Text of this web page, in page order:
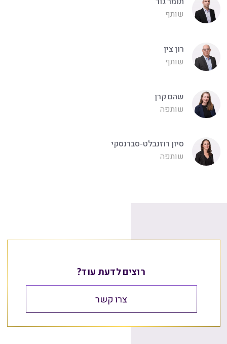
שותף
רון צין
שותף
שהם קרן
שותפה
סיון רוזנבלט-סברנסקי
שותפה
רוצים לדעת עוד?
צרו קשר